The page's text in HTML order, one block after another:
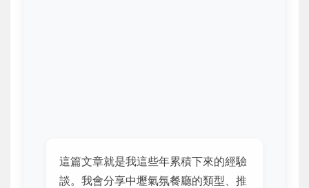
這篇文章就是我這些年累積下來的經驗
談。我會分享中壢氣氛餐廳的類型、推